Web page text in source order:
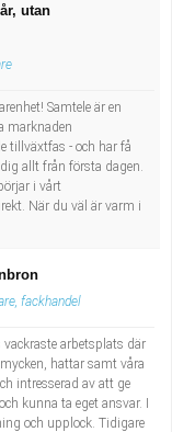
utan
Samtele är en
marknaden
tillväxtfas - och har få
allt från första dagen.
i vårt
När du väl är varm i
fackhandel
arbetsplats där
hattar samt våra
intresserad av att ge
kunna ta eget ansvar. I
och upplock. Tidigare